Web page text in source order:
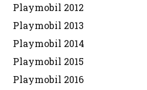
Playmobil 2012
Playmobil 2013
Playmobil 2014
Playmobil 2015
Playmobil 2016